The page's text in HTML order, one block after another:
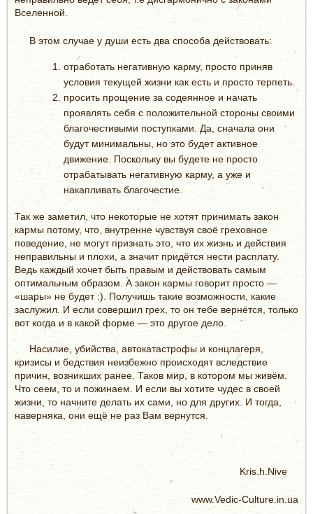
Вселенной.
В этом случае у души есть два способа действовать:
отработать негативную карму, просто приняв
условия текущей жизни как есть и просто терпеть.
просить прощение за содеянное и начать
проявлять себя с положительной стороны своими
благочестивыми поступками. Да, сначала они
будут минимальны, но это будет активное
движение. Поскольку вы будете не просто
отрабатывать негативную карму, а уже и
накапливать благочестие.
Так же заметил, что некоторые не хотят принимать закон
кармы потому, что, внутренне чувствуя своё греховное
поведение, не могут признать это, что их жизнь и действия
неправильны и плохи, а значит придётся нести расплату.
Ведь каждый хочет быть правым и действовать самым
оптимальным образом. А закон кармы говорит просто —
«шары» не будет :). Получишь такие возможности, какие
заслужил. И если совершил грех, то он тебе вернётся, только
вот когда и в какой форме — это другое дело.
Насилие, убийства, автокатастрофы и концлагеря,
кризисы и бедствия неизбежно происходят вследствие
причин, возникших ранее. Таков мир, в котором мы живём.
Что сеем, то и пожинаем. И если вы хотите чудес в своей
жизни, то начните делать их сами, но для других. И тогда,
наверняка, они ещё не раз Вам вернутся.
Kris.h.Nive
www.Vedic-Culture.in.ua